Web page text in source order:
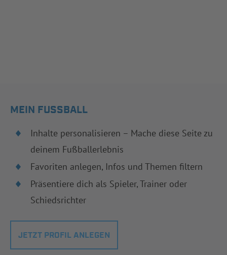
MEIN FUSSBALL
Inhalte personalisieren – Mache diese Seite zu
deinem Fußballerlebnis
Favoriten anlegen, Infos und Themen filtern
Präsentiere dich als Spieler, Trainer oder
Schiedsrichter
JETZT PROFIL ANLEGEN